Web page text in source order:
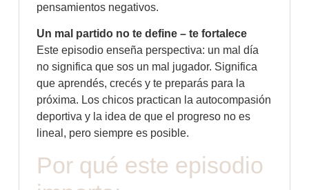
pensamientos negativos.
Un mal partido no te define – te fortalece
Este episodio enseña perspectiva: un mal día
no significa que sos un mal jugador. Significa
que aprendés, crecés y te preparás para la
próxima. Los chicos practican la autocompasión
deportiva y la idea de que el progreso no es
lineal, pero siempre es posible.
Por qué este episodio